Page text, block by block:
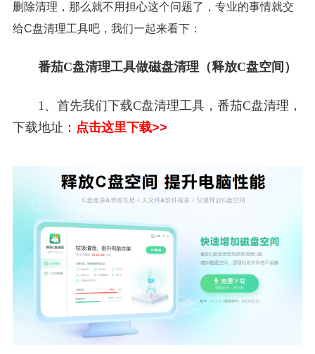
删除清理，那么就不用担心这个问题了，专业的事情就交
给C盘清理工具吧，我们一起来看下：
番茄C盘清理工具做磁盘清理（释放C盘空间）
1、首先我们下载C盘清理工具，番茄C盘清理，
下载地址： 点击这里下载>>